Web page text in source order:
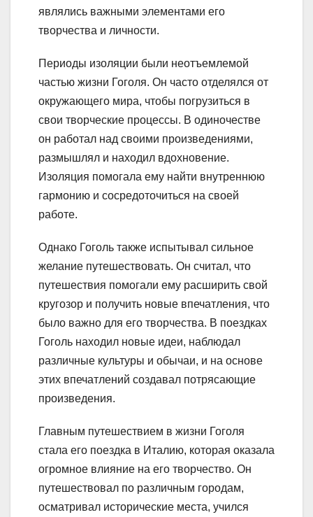
являлись важными элементами его
творчества и личности.
Периоды изоляции были неотъемлемой
частью жизни Гоголя. Он часто отделялся от
окружающего мира, чтобы погрузиться в
свои творческие процессы. В одиночестве
он работал над своими произведениями,
размышлял и находил вдохновение.
Изоляция помогала ему найти внутреннюю
гармонию и сосредоточиться на своей
работе.
Однако Гоголь также испытывал сильное
желание путешествовать. Он считал, что
путешествия помогали ему расширить свой
кругозор и получить новые впечатления, что
было важно для его творчества. В поездках
Гоголь находил новые идеи, наблюдал
различные культуры и обычаи, и на основе
этих впечатлений создавал потрясающие
произведения.
Главным путешествием в жизни Гоголя
стала его поездка в Италию, которая оказала
огромное влияние на его творчество. Он
путешествовал по различным городам,
осматривал исторические места, учился